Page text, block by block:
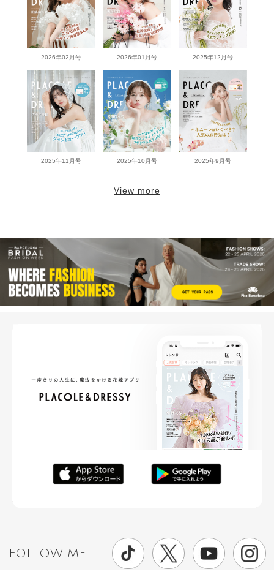
2026年02月号 2026年01月号 2025年12月号
2025年11月号 2025年10月号 2025年9月号
View more
FOLLOW ME